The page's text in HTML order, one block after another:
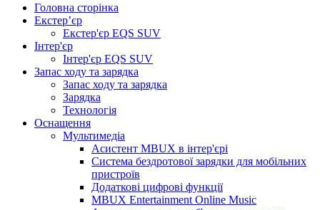
Головна сторінка
Екстер’єр
Екстер'єр EQS SUV
Інтер'єр
Інтер'єр EQS SUV
Запас ходу та зарядка
Запас ходу та зарядка
Зарядка
Технологія
Оснащення
Мультимедіа
Асистент MBUX в інтер'єрі
Система бездротової зарядки для мобільних
пристроїв
Додаткові цифрові функції
MBUX Entertainment Online Music